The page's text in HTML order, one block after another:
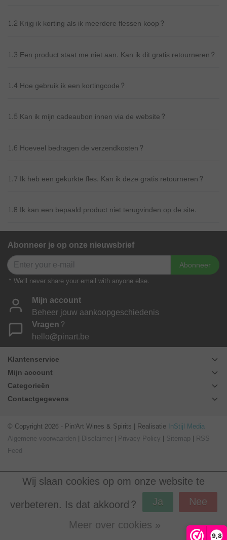
9,8
1.2 Krijg ik korting als ik meerdere flessen koop?
1.3 Een product staat me niet aan. Kan ik dit gratis retourneren?
1.4 Hoe gebruik ik een kortingcode?
1.5 Kan ik mijn cadeaubon innen via de website?
1.6 Hoeveel bedragen de verzendkosten?
1.7 Ik heb een gekurkte fles. Kan ik deze gratis retourneren?
1.8 Ik kan een bepaald product niet terugvinden op de site.
Abonneer je op onze nieuwsbrief
Abonneer
* We'll never share your email with anyone else.
Mijn account
Beheer jouw aankoopgeschiedenis
Vragen?
hello@pinart.be
Klantenservice
Mijn account
Categorieën
Contactgegevens
© Copyright 2026 - Pin'Art Wines & Spirits | Realisatie InStijl Media
Algemene voorwaarden | Disclaimer | Privacy Policy | Sitemap | RSS
Feed
Webwinkel Keurvoor Pin'Art Wines & Spirits: 9.8/10
Wij slaan cookies op om onze website te
verbeteren. Is dat akkoord?
Ja
Nee
Meer over cookies »